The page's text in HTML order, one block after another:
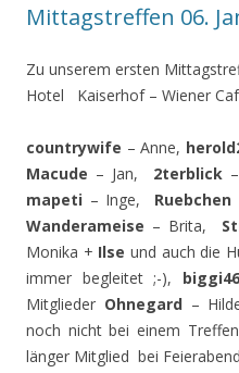
Mittagstreffen 06.
Zu unserem ersten
Hotel Kaiserhof – Wiener
countrywife – Anne,
Macude – Jan, 2terblick
mapeti – Inge, Ruebchen
Wanderameise – Brita,
Monika + Ilse und auch die
immer begleitet ;-), biggi46
Mitglieder Ohnegard–
noch nicht bei einem
länger Mitglied bei